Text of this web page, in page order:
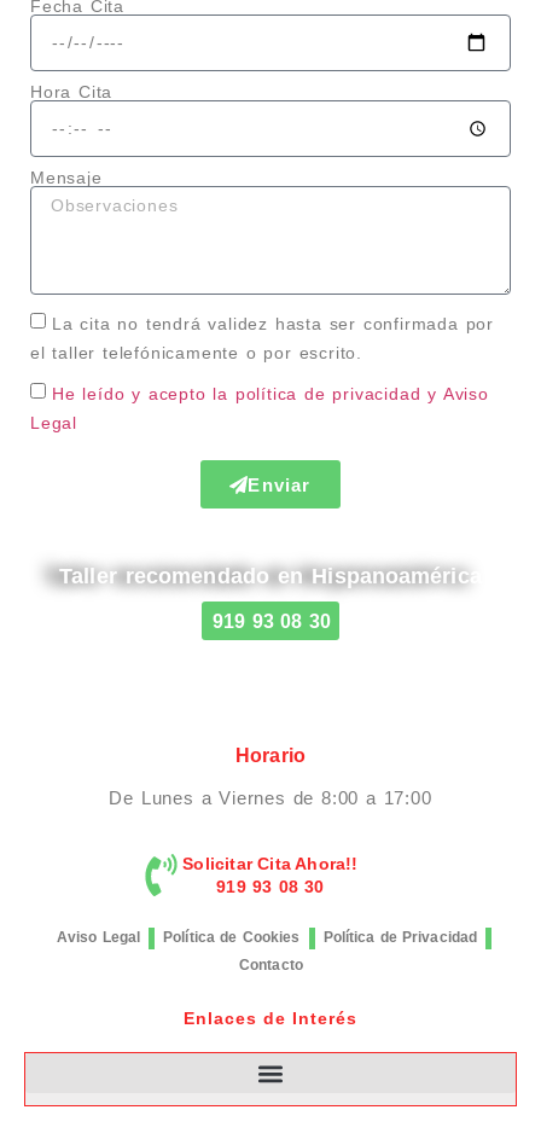
Fecha Cita
Hora Cita
Mensaje
La cita no tendrá validez hasta ser confirmada por
el taller telefónicamente o por escrito.
He leído y acepto la política de privacidad y Aviso
Legal
Enviar
Taller recomendado en Hispanoamérica
919 93 08 30
Horario
De Lunes a Viernes de 8:00 a 17:00
Solicitar Cita Ahora!!
919 93 08 30
Aviso Legal Política de Cookies
Política de Privacidad
Contacto
Enlaces de Interés